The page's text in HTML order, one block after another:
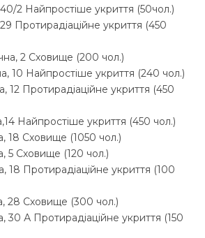
2 Найпростіше укриття (50чол.)
Протирадіаційне укриття (450
2 Сховище (200 чол.)
10 Найпростіше укриття (240 чол.)
12 Протирадіаційне укриття (450
Найпростіше укриття (450 чол.)
18 Сховище (1050 чол.)
5 Сховище (120 чол.)
18 Протирадіаційне укриття (100
28 Сховище (300 чол.)
30 А Протирадіаційне укриття (150